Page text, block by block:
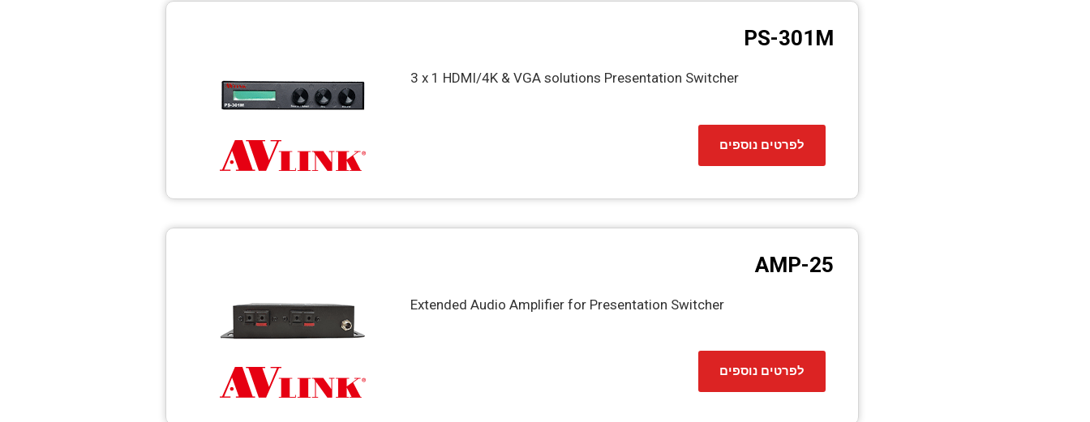
PS-301M
3 x 1 HDMI/4K & VGA solutions Presentation Switcher
לפרטים נוספים
AMP-25
Extended Audio Amplifier for Presentation Switcher
לפרטים נוספים